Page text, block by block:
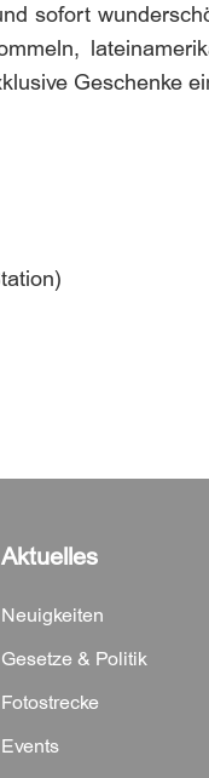
sofort
Geschenke
Aktuelles
Neuigkeiten
Gesetze & Politik
Fotostrecke
Events